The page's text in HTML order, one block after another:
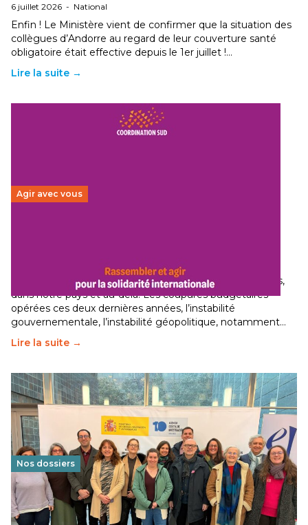
6 juillet 2026 - National
Enfin ! Le Ministère vient de confirmer que la situation des
collègues d’Andorre au regard de leur couverture santé
obligatoire était effective depuis le 1er juillet !…
Lire la suite →
Agir avec vous
Le secteur humanitaire connaît des difficultés profondes,
dans notre pays et au-delà. Les coupures budgétaires
opérées ces deux dernières années, l’instabilité
gouvernementale, l’instabilité géopolitique, notamment…
Lire la suite →
Nos dossiers
Éducation au vivre-ensemble : un échange croisé
franco-espagnol pour changer d’approche